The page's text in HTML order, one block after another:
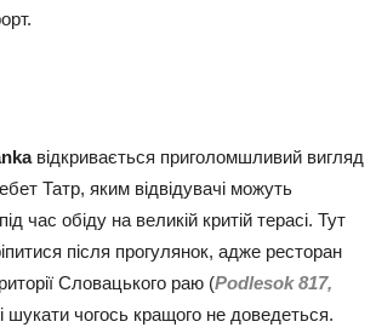
відкривається приголомшливий вигляд
Татр, яким відвідувачі можуть
час обіду на великій критій терасі. Тут
після прогулянок, адже ресторан
Словацького раю (Podlesok 817,
шукати чогось кращого не доведеться.